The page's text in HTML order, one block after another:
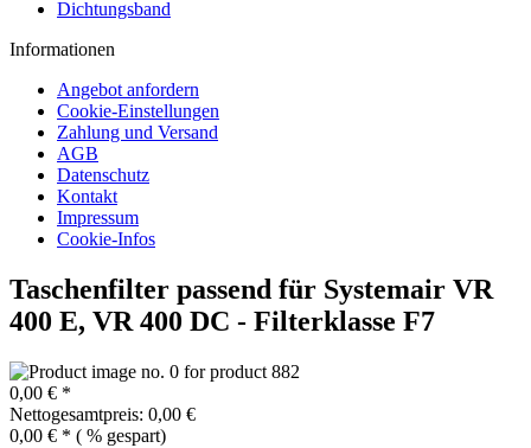
Dichtungsband
Informationen
Angebot anfordern
Cookie-Einstellungen
Zahlung und Versand
AGB
Datenschutz
Kontakt
Impressum
Cookie-Infos
Taschenfilter passend für Systemair VR
400 E, VR 400 DC - Filterklasse F7
0,00 € *
Nettogesamtpreis: 0,00 €
0,00 € * ( % gespart)